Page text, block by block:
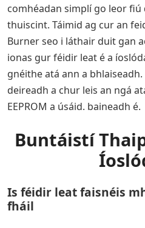
comhéadan simplí go leor
thuiscint. Táimid ag cur an
Burner seo i láthair duit gan
ionas gur féidir leat é a
gnéithe atá ann a
deireadh a chur leis an ngá
EEPROM a úsáid. baineadh é.
Buntáistí
Is féidir leat faisnéis
fháil